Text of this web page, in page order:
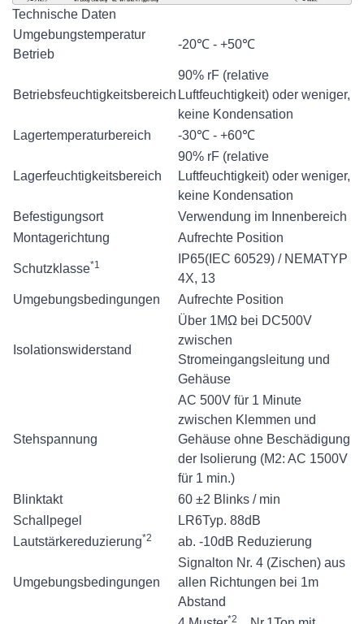
Technische Daten
Umgebungstemperatur
Betrieb
-20℃ - +50℃
Betriebsfeuchtigkeitsbereich
90% rF (relative
Luftfeuchtigkeit) oder weniger,
keine Kondensation
Lagertemperaturbereich
-30℃ - +60℃
Lagerfeuchtigkeitsbereich
90% rF (relative
Luftfeuchtigkeit) oder weniger,
keine Kondensation
Befestigungsort
Verwendung im Innenbereich
Montagerichtung
Aufrechte Position
Schutzklasse*1
IP65(IEC 60529) / NEMATYP
4X, 13
Umgebungsbedingungen
Aufrechte Position
Isolationswiderstand
Über 1MΩ bei DC500V
zwischen
Stromeingangsleitung und
Gehäuse
Stehspannung
AC 500V für 1 Minute
zwischen Klemmen und
Gehäuse ohne Beschädigung
der Isolierung (M2: AC 1500V
für 1 min.)
Blinktakt
60 ±2 Blinks / min
Schallpegel
LR6Typ. 88dB
Lautstärkereduzierung*2 ab. -10dB Reduzierung
Umgebungsbedingungen
Signalton Nr. 4 (Zischen) aus
allen Richtungen bei 1m
Abstand
*2